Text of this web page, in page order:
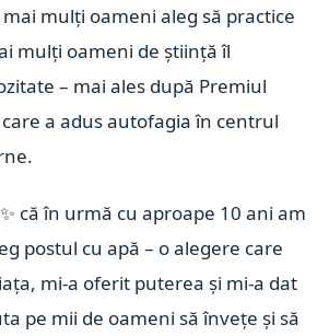
mulți oameni aleg să practice
mulți oameni de știință îl
– mai ales după Premiul
a adus autofagia în centrul
✨ că în urmă cu aproape 10 ani am
postul cu apă – o alegere care
mi-a oferit puterea și mi-a dat
pe mii de oameni să învețe și să